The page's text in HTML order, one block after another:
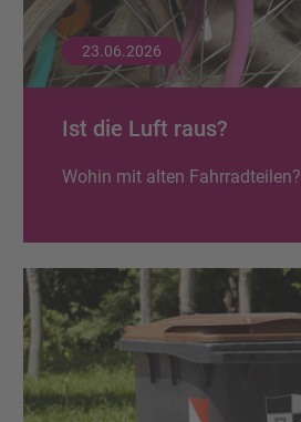
23.06.2026
Ist die Luft raus?
Wohin mit alten Fahrradteilen?